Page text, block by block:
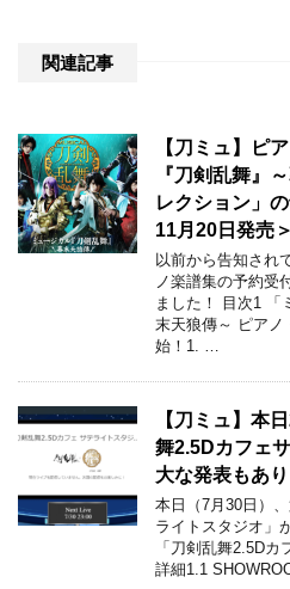
関連記事
【刀ミュ】ピ
『刀剣乱舞』
レクション」
11月20日発売＞
以前から告知され
ノ楽譜集の予約受
ました！ 目次1 「
末天狼傳～ ピアノ
始！1. …
【刀ミュ】本
舞2.5Dカフェ
大な発表もあ
本日（7月30日）
ライトスタジオ」
「刀剣乱舞2.5D
詳細1.1